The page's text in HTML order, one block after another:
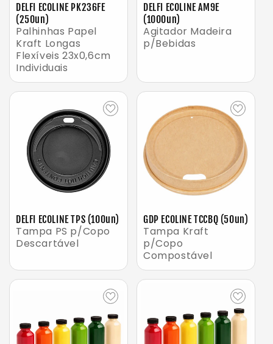
DELFI ECOLINE PK236FE
(250un)
Palhinhas Papel
Kraft Longas
Flexíveis 23x0,6cm
Individuais
DELFI ECOLINE AM9E
(1000un)
Agitador Madeira
p/Bebidas
DELFI ECOLINE TPS (100un)
Tampa PS p/Copo
Descartável
GDP ECOLINE TCCBQ (50un)
Tampa Kraft
p/Copo
Compostável